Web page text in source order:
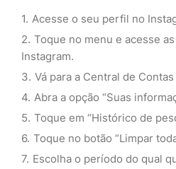
Acesse o seu perfil no
Toque no menu e acesse
Instagram.
Vá para a Central de
Abra a opção “Suas
Toque em “Histórico de
Toque no botão “Limpar
Escolha o período do qual